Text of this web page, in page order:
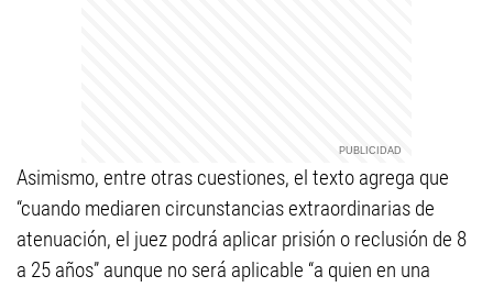
Asimismo, entre otras cuestiones, el texto agrega que
“cuando mediaren circunstancias extraordinarias de
atenuación, el juez podrá aplicar prisión o reclusión de 8
a 25 años” aunque no será aplicable “a quien en una